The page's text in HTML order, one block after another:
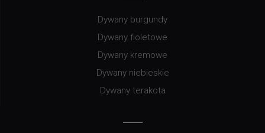
Dywany burgundy
Dywany fioletowe
Dywany kremowe
Dywany niebieskie
Dywany terakota